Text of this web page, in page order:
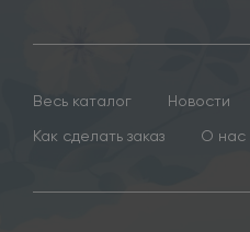
Весь каталог Новости
Как сделать заказ
О нас